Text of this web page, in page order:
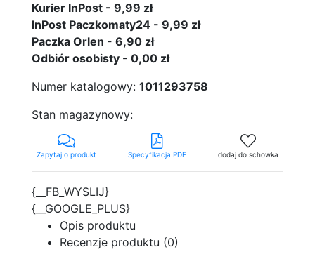
Kurier InPost - 9,99 zł
InPost Paczkomaty24 - 9,99 zł
Paczka Orlen - 6,90 zł
Odbiór osobisty - 0,00 zł
Numer katalogowy: 1011293758
Stan magazynowy:
Zapytaj o produkt Specyfikacja PDF dodaj do schowka
{__FB_WYSLIJ}
{__GOOGLE_PLUS}
Opis produktu
Recenzje produktu (0)